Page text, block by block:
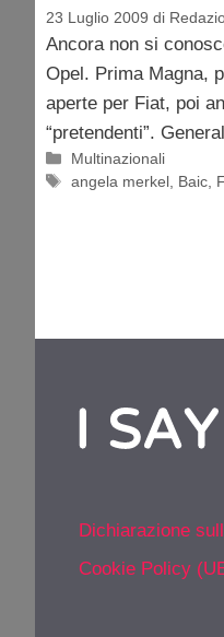
23 Luglio 2009 di
Ancora non si
Opel. Prima Magna,
aperte per Fiat, poi
“pretendenti”.
Categorie
Multinazionali
Tag
angela merkel Baic
Dichiarazione
Cookie Policy